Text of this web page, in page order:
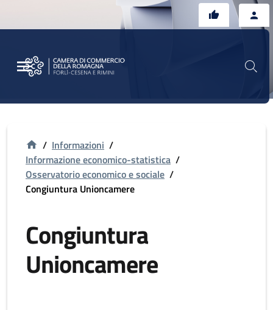
/ Informazioni /
Informazione economico-statistica /
Osservatorio economico e sociale /
Congiuntura Unioncamere
Congiuntura
Unioncamere